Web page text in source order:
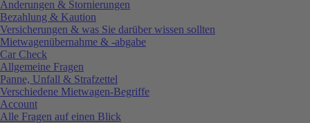
Änderungen & Stornierungen
Bezahlung & Kaution
Versicherungen & was Sie darüber wissen sollten
Mietwagenübernahme & -abgabe
Car Check
Allgemeine Fragen
Panne, Unfall & Strafzettel
Verschiedene Mietwagen-Begriffe
Account
Alle Fragen auf einen Blick